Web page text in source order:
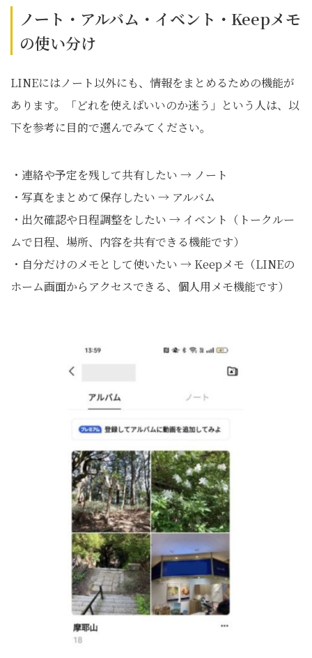
ノート・アルバム・イベント・Keepメモ
の使い分け
LINEにはノート以外にも、情報をまとめるための機能が
あります。「どれを使えばいいのか迷う」という人は、以
下を参考に目的で選んでみてください。
・連絡や予定を残して共有したい → ノート
・写真をまとめて保存したい → アルバム
・出欠確認や日程調整をしたい → イベント（トークルー
ムで日程、場所、内容を共有できる機能です）
・自分だけのメモとして使いたい → Keepメモ（LINEの
ホーム画面からアクセスできる、個人用メモ機能です）